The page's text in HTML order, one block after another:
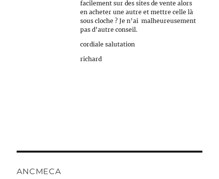
facilement sur des sites de vente alors
en acheter une autre et mettre celle là
sous cloche ? Je n’ai malheureusement
pas d’autre conseil.
cordiale salutation
richard
ANCMECA